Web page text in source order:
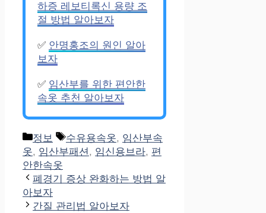
하증 레보티록신 용량 조
절 방법 알아보자
✅ 안명홍조의 원인 알아
보자
✅ 임산부를 위한 편안한
속옷 추천 알아보자
Categories
정보 Tags
수유용속옷, 임산부속
옷, 임산부패션, 임신용브라, 편
안한속옷
폐경기 증상 완화하는 방법 알
아보자
간질 관리법 알아보자